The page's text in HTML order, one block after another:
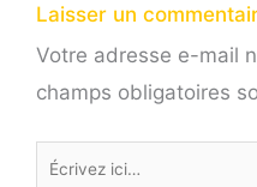
Laisser un
Votre adresse e-mail
champs obligatoires
Écrivez